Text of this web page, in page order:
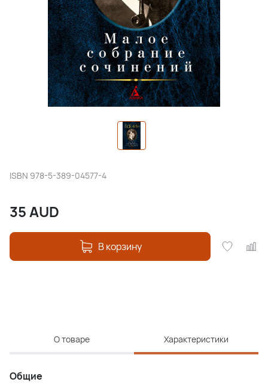
ISBN 978-5-389-04577-4
35 AUD
В корзину
О товаре Характеристики
Общие